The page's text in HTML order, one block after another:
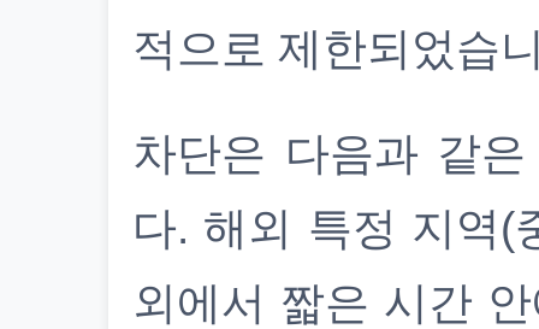
적으로 제한되었습
차단은 다음과 같
다. 해외 특정 지역(
외에서 짧은 시간